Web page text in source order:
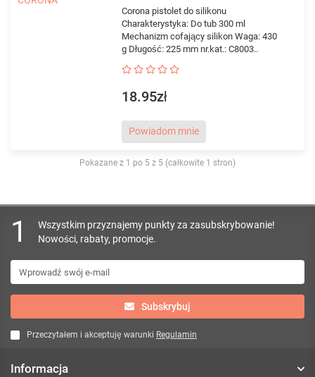
Corona pistolet do silikonu
Charakterystyka: Do tub 300 ml
Mechanizm cofający silikon Waga: 430
g Długość: 225 mm nr.kat.: C8003..
18.95zł
Powiadom mnie
Pokazane z 1 po 5 z 5 (całkowite 1 stron)
1
Wszystkim przyznajemy punkty za zasubskrybowanie!
Nowości, rabaty, promocje.
Subskrybuj
Przeczytałem i akceptuję warunki Regulamin
Informacja